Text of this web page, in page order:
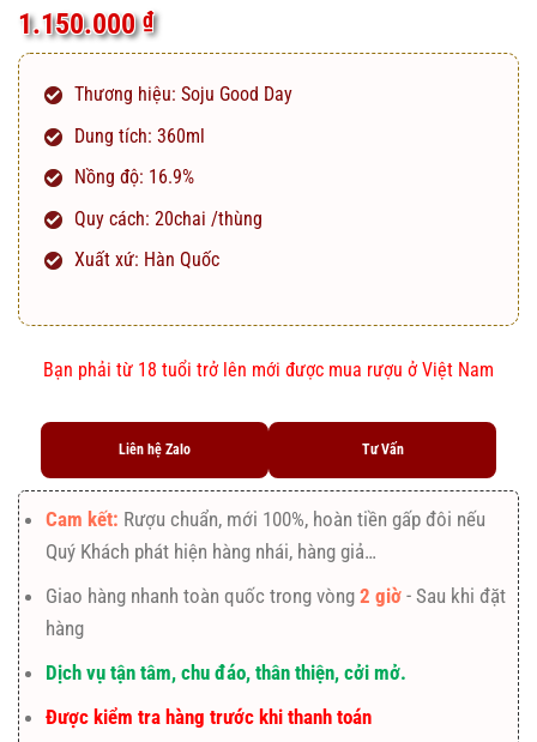
5.0trên 5
dựa trên
4
đánh giá
1.150.000₫
Thương hiệu: Soju Good Day
Dung tích: 360ml
Nồng độ: 16.9%
Quy cách: 20chai /thùng
Xuất xứ: Hàn Quốc
Bạn phải từ 18 tuổi trở lên mới được mua rượu ở Việt Nam
Liên hệ Zalo Tư Vấn
Cam kết: Rượu chuẩn, mới 100%, hoàn tiền gấp đôi nếu
Quý Khách phát hiện hàng nhái, hàng giả…
Giao hàng nhanh toàn quốc trong vòng2 giờ - Sau khi đặt
hàng
Dịch vụ tận tâm, chu đáo, thân thiện, cởi mở.
Được kiểm tra hàng trước khi thanh toán